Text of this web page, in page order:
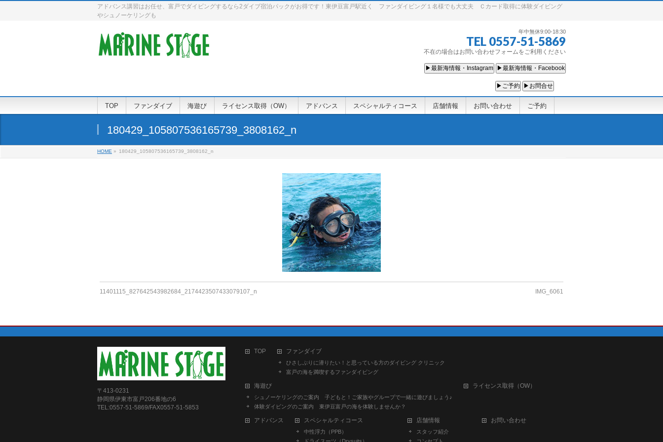
アドバンス講習はお任せ、富戸でダイビングするなら2ダイブ宿泊パックがお得です！東伊豆富戸駅近く ファンダイビング１名様でも大丈夫 Ｃカード取得に体験ダイビング
やシュノーケリングも
年中無休9:00-18:30
TEL 0557-51-5869
不在の場合はお問い合わせフォームをご利用ください
▶最新海情報・Instagram ▶最新海情報・Facebook
▶ご予約 ▶お問合せ
TOP ファンダイブ 海遊び ライセンス取得（OW） アドバンス スペシャルティコース 店舗情報 お問い合わせ ご予約
180429_105807536165739_3808162_n
HOME » 180429_105807536165739_3808162_n
11401115_827642543982684_2174423507433079107_n IMG_6061
〒413-0231
静岡県伊東市富戸206番地の6
TEL:0557-51-5869/FAX0557-51-5853
TOP ファンダイブ
ひさしぶりに潜りたい！と思っている方のダイビング クリニック
富戸の海を満喫するファンダイビング
海遊び
シュノーケリングのご案内 子どもと！ご家族やグループで一緒に遊びましょう♪
体験ダイビングのご案内 東伊豆富戸の海を体験しませんか？
ライセンス取得（OW）
アドバンス スペシャルティコース
中性浮力（PPB）
店舗情報
スタッフ紹介
お問い合わせ